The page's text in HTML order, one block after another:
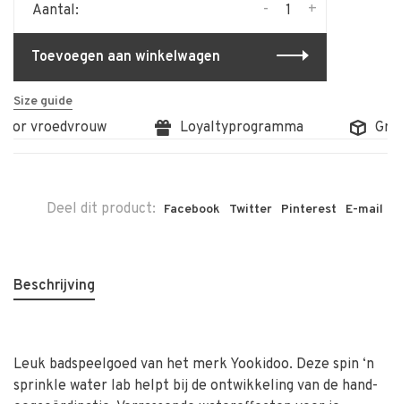
Aantal: +
-
Toevoegen aan winkelwagen
Size guide
vroedvrouw Loyaltyprogramma
Deel dit product: Facebook Twitter Pinterest E-mail
Beschrijving
Leuk badspeelgoed van het merk Yookidoo. Deze spin ‘n
sprinkle water lab helpt bij de ontwikkeling van de hand-